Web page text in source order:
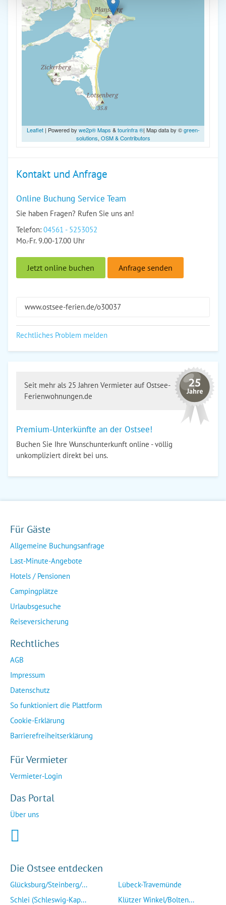
Leaflet| Powered by we2p® Maps &tourinfra ®| Map data by ©green-
solutions, OSM & Contributors
Kontakt und Anfrage
Online Buchung Service Team
Sie haben Fragen? Rufen Sie uns an!
Telefon: 04561 - 5253052
Mo.-Fr. 9.00-17.00 Uhr
Jetzt online buchen Anfrage senden
www.ostsee-ferien.de/o30037
Rechtliches Problem melden
Seit mehr als 25 Jahren Vermieter auf Ostsee-
Ferienwohnungen.de
Premium-Unterkünfte an der Ostsee!
Buchen Sie Ihre Wunschunterkunft online - völlig
unkompliziert direkt bei uns.
Für Gäste
Allgemeine Buchungsanfrage
Last-Minute-Angebote
Hotels / Pensionen
Campingplätze
Urlaubsgesuche
Reiseversicherung
Rechtliches
AGB
Impressum
Datenschutz
So funktioniert die Plattform
Cookie-Erklärung
Barrierefreiheitserklärung
Für Vermieter
Vermieter-Login
Das Portal
Über uns
Die Ostsee entdecken
Glücksburg/Steinberg/...
Schlei (Schleswig-Kap...
Lübeck-Travemünde
Klützer Winkel/Bolten...